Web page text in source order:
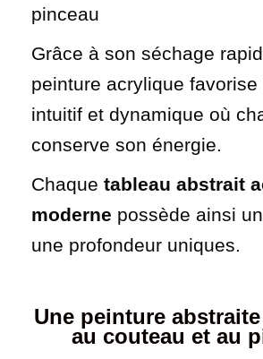
pinceau
Grâce à son séchage
peinture acrylique favorise
intuitif et dynamique où
conserve son énergie.
Chaque tableau abstrait
moderne possède ainsi
une profondeur uniques.
Une peinture
au couteau et au